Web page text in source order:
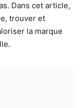
Dans cet article,
trouver et
la marque